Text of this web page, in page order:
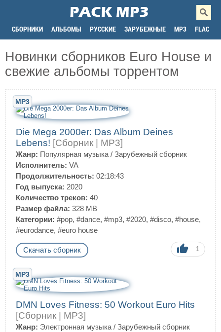
СБОРНИКИ АЛЬБОМЫ РУССКИЕ ЗАРУБЕЖНЫЕ MP3 FLAC
Новинки сборников Euro House и
свежие альбомы торрентом
MP3
Die Mega 2000er: Das Album Deines
Lebens! [Сборник | MP3]
Жанр: Популярная музыка / Зарубежный сборник
Исполнитель: VA
Продолжительность: 02:18:43
Год выпуска: 2020
Количество треков: 40
Размер файла: 328 MB
Категории: #pop, #dance, #mp3, #2020, #disco, #house,
#eurodance, #euro house
Скачать сборник 1
MP3
DMN Loves Fitness: 50 Workout Euro Hits
[Сборник | MP3]
Жанр: Электронная музыка / Зарубежный сборник